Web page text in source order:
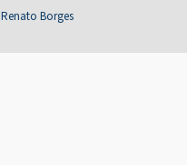
Renato Borges